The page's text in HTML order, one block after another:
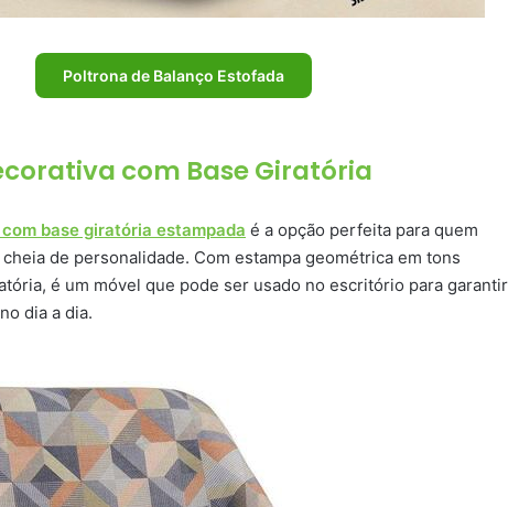
Poltrona de Balanço Estofada
com Base Giratória
base giratória estampada é a opção perfeita para quem
de personalidade. Com estampa geométrica em tons
é um móvel que pode ser usado no escritório para garantir
dia a dia.